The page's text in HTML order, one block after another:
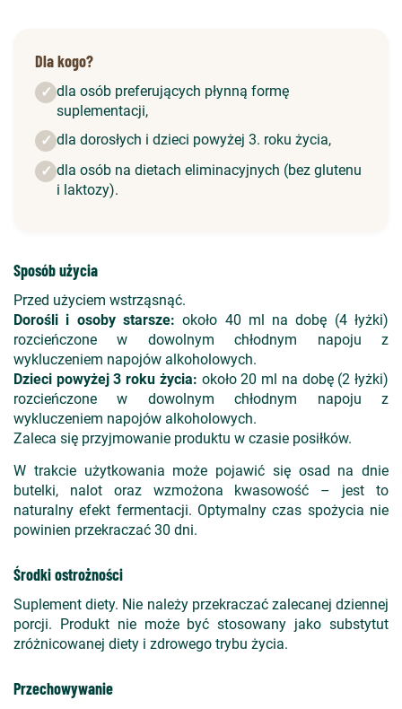
Dla kogo?
✓ dla osób preferujących płynną formę
suplementacji,
✓ dla dorosłych i dzieci powyżej 3. roku życia,
✓ dla osób na dietach eliminacyjnych (bez glutenu
i laktozy).
Sposób użycia
Przed użyciem wstrząsnąć.
Dorośli i osoby starsze: około 40 ml na dobę (4 łyżki)
rozcieńczone w dowolnym chłodnym napoju z
wykluczeniem napojów alkoholowych.
Dzieci powyżej 3 roku życia: około 20 ml na dobę (2 łyżki)
rozcieńczone w dowolnym chłodnym napoju z
wykluczeniem napojów alkoholowych.
Zaleca się przyjmowanie produktu w czasie posiłków.
W trakcie użytkowania może pojawić się osad na dnie
butelki, nalot oraz wzmożona kwasowość – jest to
naturalny efekt fermentacji. Optymalny czas spożycia nie
powinien przekraczać 30 dni.
Środki ostrożności
Suplement diety. Nie należy przekraczać zalecanej dziennej
porcji. Produkt nie może być stosowany jako substytut
zróżnicowanej diety i zdrowego trybu życia.
Przechowywanie